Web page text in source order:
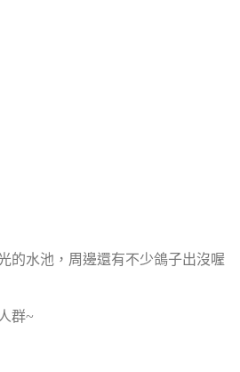
的水池，周邊還有不少鴿子出沒喔
群~